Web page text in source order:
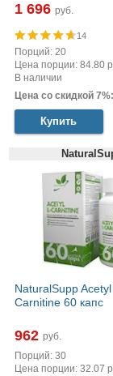
1 696 руб.
14
Порций: 20
Цена порции: 84.80
В наличии
Цена со скидкой
Купить
NaturalSupp
Carnitine 60 капс
962 руб.
Порций: 30
Цена порции: 32.07